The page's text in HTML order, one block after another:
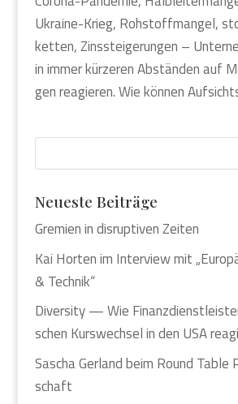
Ukrai­ne-Krieg, Roh­stoff­man­gel,
ket­ten, Zins­stei­ge­run­gen –
in immer kür­ze­ren Abstän­den auf
gen reagie­ren. Wie kön­nen
Neu­es­te Bei­trä­ge
Gre­mi­en in dis­rup­ti­ven Zei­ten
Kai Hor­ten im Inter­view mit
& Tech­nik“
Diver­si­ty — Wie
schen Kurs­wech­sel in den USA
Sascha Ger­land beim Round
schaft